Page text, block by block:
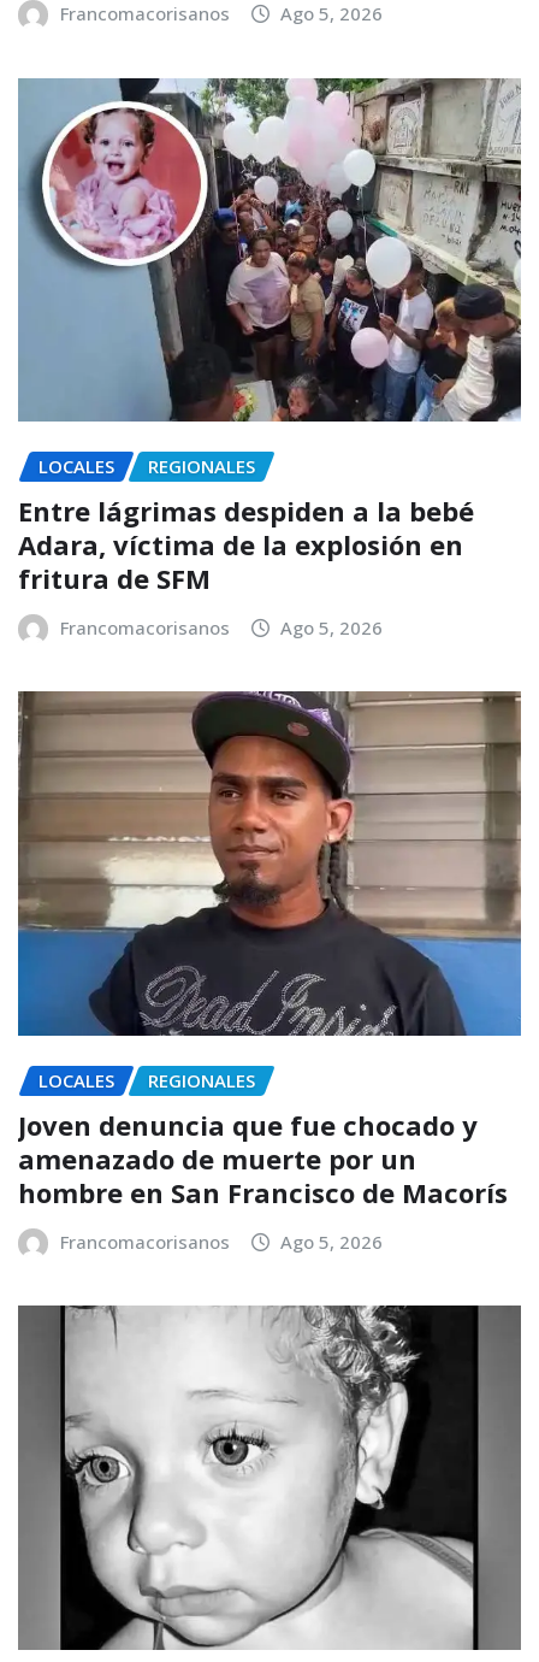
Francomacorisanos Ago 5, 2026
LOCALES REGIONALES
Entre lágrimas despiden a la bebé
Adara, víctima de la explosión en
fritura de SFM
Francomacorisanos Ago 5, 2026
LOCALES REGIONALES
Joven denuncia que fue chocado y
amenazado de muerte por un
hombre en San Francisco de Macorís
Francomacorisanos Ago 5, 2026